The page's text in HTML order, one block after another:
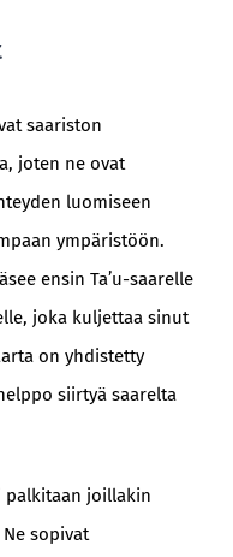
saariston
joten ne ovat
luomiseen
ympäristöön.
ensin Ta’u-saarelle
joka kuljettaa sinut
on yhdistetty
siirtyä saarelta
palkitaan joillakin
sopivat